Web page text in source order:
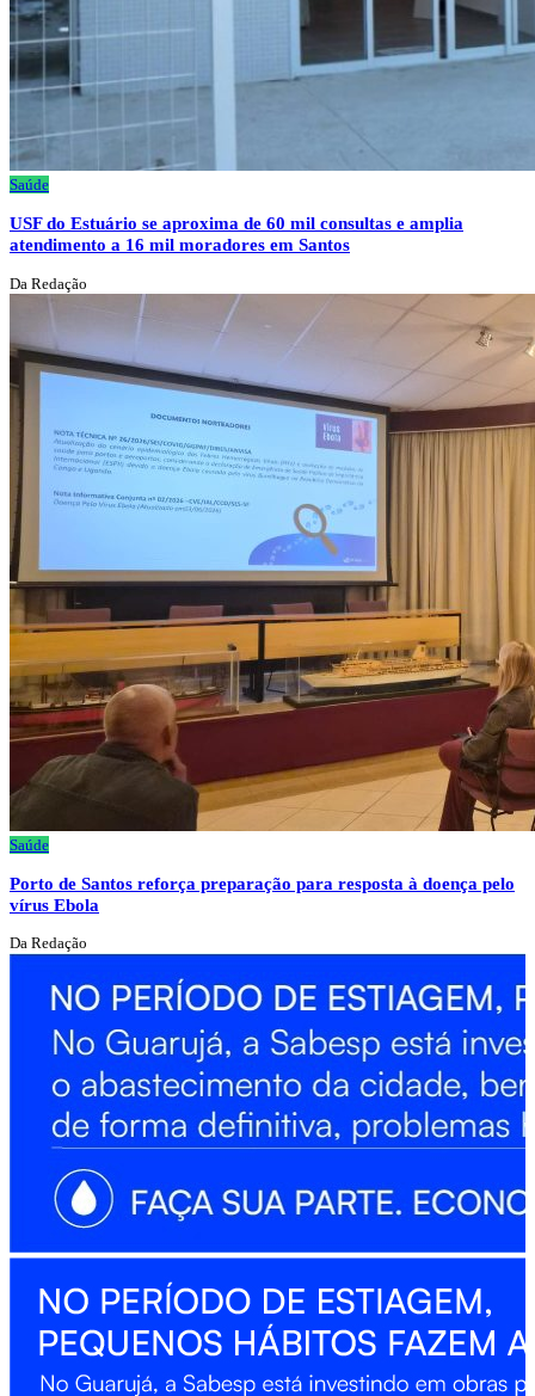
Saúde
USF do Estuário se aproxima de 60 mil consultas e amplia
atendimento a 16 mil moradores em Santos
Da Redação
Saúde
Porto de Santos reforça preparação para resposta à doença pelo
vírus Ebola
Da Redação